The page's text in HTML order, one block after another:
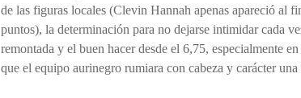
de las figuras locales (Clevin Hannah apenas apareció al
puntos), la determinación para no dejarse intimidar cada
remontada y el buen hacer desde el 6,75, especialmente
que el equipo aurinegro rumiara con cabeza y carácter